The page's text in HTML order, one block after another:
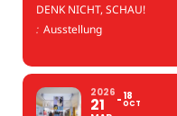
DENK NICHT, SCHAU!
: Ausstellung
2026
21 18
OCT